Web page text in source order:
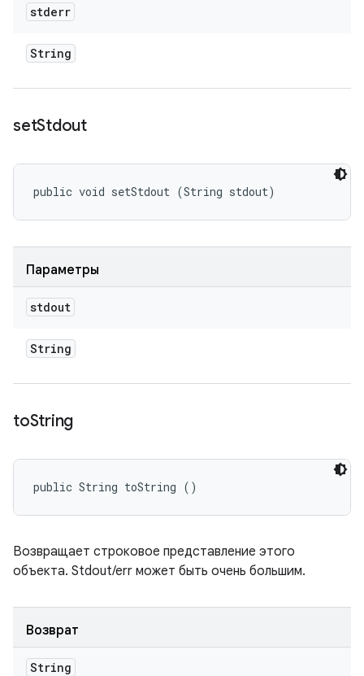
stderr
String
setStdout
public void setStdout (String stdout)
Параметры
stdout
String
toString
public String toString ()
Возвращает строковое представление этого
объекта. Stdout/err может быть очень большим.
Возврат
String